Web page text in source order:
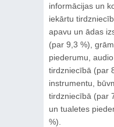
informācijas un
iekārtu
apavu un ādas
(par 9,3 %),
piederumu,
tirdzniecībā (par
instrumentu,
tirdzniecībā (par
un tualetes
%).